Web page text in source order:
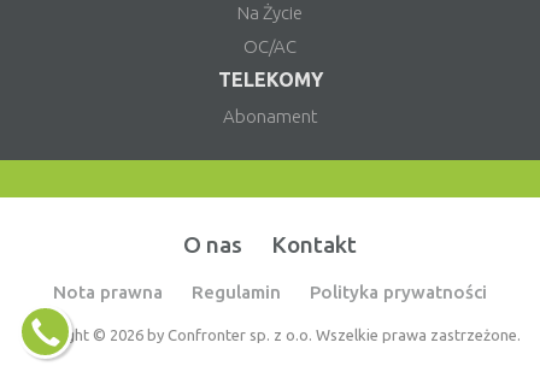
Na Życie
OC/AC
TELEKOMY
Abonament
O nas Kontakt
Nota prawna Regulamin Polityka prywatności
Copyright © 2026 by Confronter sp. z o.o. Wszelkie prawa zastrzeżone.